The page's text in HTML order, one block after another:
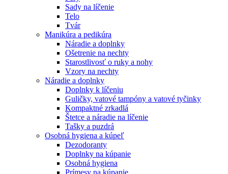
Sady na líčenie
Telo
Tvár
Manikúra a pedikúra
Náradie a doplnky
Ošetrenie na nechty
Starostlivosť o ruky a nohy
Vzory na nechty
Náradie a doplnky
Doplnky k líčeniu
Guličky, vatové tampóny a vatové tyčinky
Kompaktné zrkadlá
Štetce a náradie na líčenie
Tašky a puzdrá
Osobná hygiena a kúpeľ
Dezodoranty
Doplnky na kúpanie
Osobná hygiena
Prímesy na kúpanie